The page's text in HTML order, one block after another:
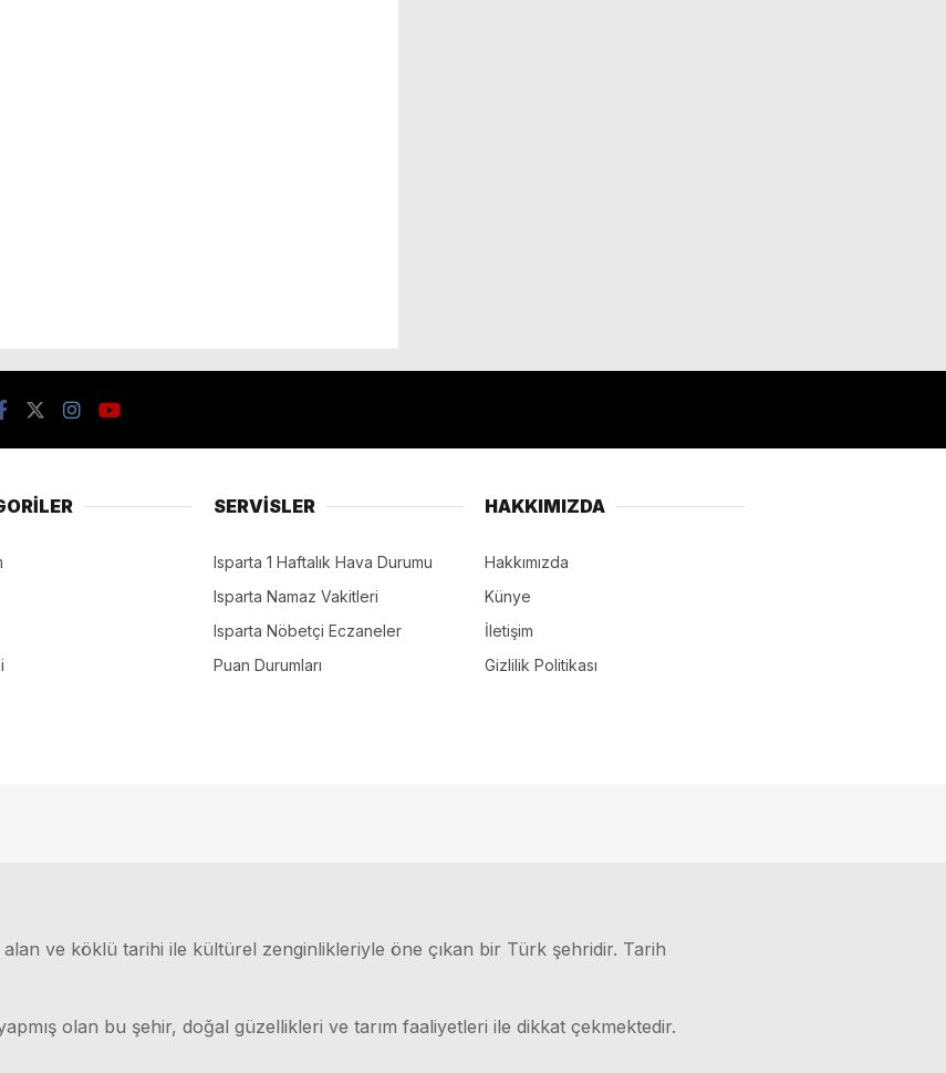
SERVİSLER
Isparta 1 Haftalık Hava Durumu
Isparta Namaz Vakitleri
Isparta Nöbetçi Eczaneler
Puan Durumları
HAKKIMIZDA
Hakkımızda
Künye
İletişim
Gizlilik Politikası
ve köklü tarihi ile kültürel zenginlikleriyle öne çıkan bir Türk şehridir. Tarih
olan bu şehir, doğal güzellikleri ve tarım faaliyetleri ile dikkat çekmektedir.